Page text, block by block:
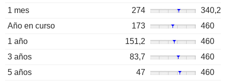
1 mes
274
340,2
Año en curso
173
460
1 año
151,2
460
3 años
83,7
460
5 años
47
460